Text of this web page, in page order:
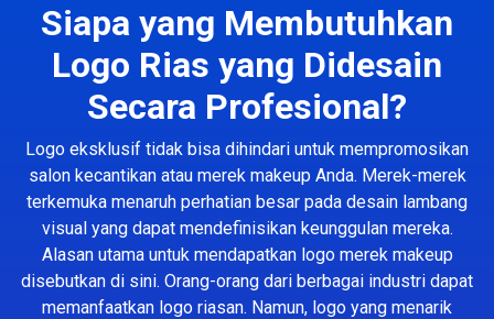
Siapa yang Membutuhkan
Logo Rias yang Didesain
Secara Profesional?
Logo eksklusif tidak bisa dihindari untuk mempromosikan
salon kecantikan atau merek makeup Anda. Merek-merek
terkemuka menaruh perhatian besar pada desain lambang
visual yang dapat mendefinisikan keunggulan mereka.
Alasan utama untuk mendapatkan logo merek makeup
disebutkan di sini. Orang-orang dari berbagai industri dapat
memanfaatkan logo riasan. Namun, logo yang menarik